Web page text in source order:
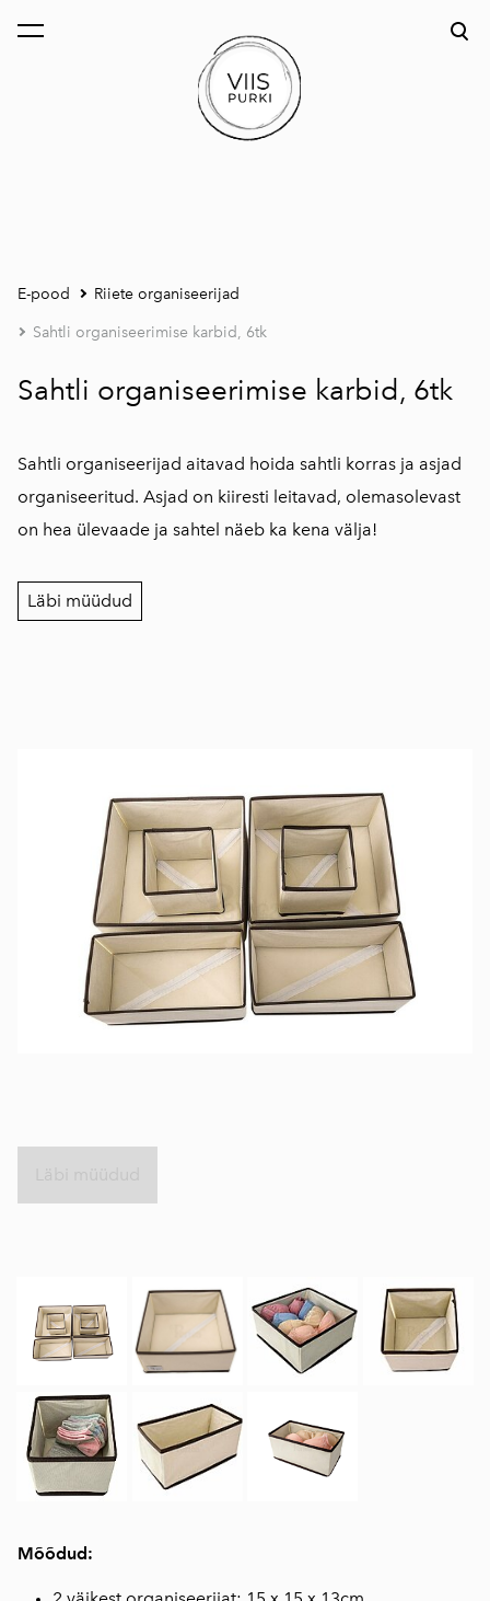
lisati ostukorvi. Vaata ostukorvi
E-pood Riiete organiseerijad
Sahtli organiseerimise karbid, 6tk
Mõõdud:
Sahtli organiseerimise karbid, 6tk
Sahtli organiseerijad aitavad hoida sahtli korras ja asjad
organiseeritud. Asjad on kiiresti leitavad, olemasolevast
on hea ülevaade ja sahtel näeb ka kena välja!
Läbi müüdud